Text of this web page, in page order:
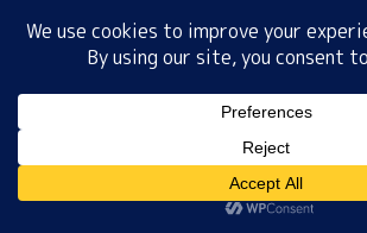
2025年6月
2025年4月
プロフィール サイトマップ